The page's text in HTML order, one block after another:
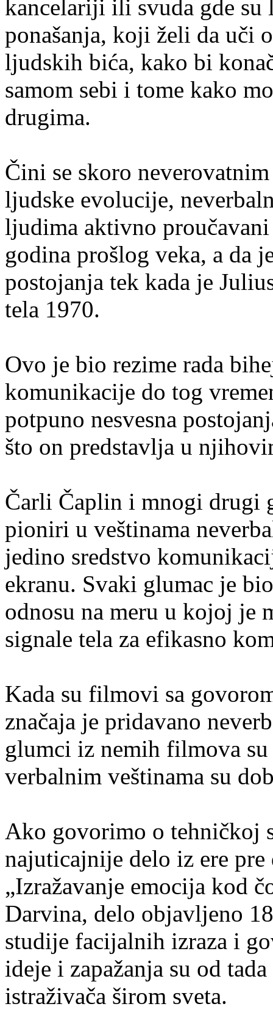
kancelariji ili svuda gde
ponašanja, koji želi da uči
ljudskih bića, kako bi
samom sebi i tome kako
drugima.
Čini se skoro
ljudske evolucije,
ljudima aktivno
godina prošlog veka, a da
postojanja tek kada je
tela 1970.
Ovo je bio rezime rada
komunikacije do tog
potpuno nesvesna
što on predstavlja u
Čarli Čaplin i mnogi drugi
pioniri u veštinama
jedino sredstvo
ekranu. Svaki glumac je
odnosu na meru u kojoj je
signale tela za efikasno
Kada su filmovi sa
značaja je pridavano
glumci iz nemih filmova
verbalnim veštinama su
Ako govorimo o tehničkoj
najuticajnije delo iz ere pre
„Izražavanje emocija kod
Darvina, delo objavljeno
studije facijalnih izraza i
ideje i zapažanja su od
istraživača širom sveta.